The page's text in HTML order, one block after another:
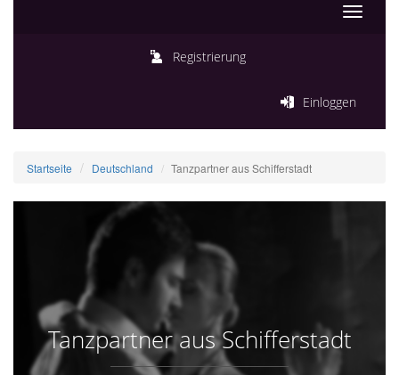
Toggle
Registrierung
Einloggen
Startseite Deutschland Tanzpartner aus Schifferstadt
Tanzpartner aus Schifferstadt